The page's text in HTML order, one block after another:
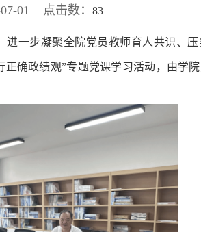
07-01 点击数：83
一步凝聚全院党员教师育人共识、
确政绩观”专题党课学习活动，由学